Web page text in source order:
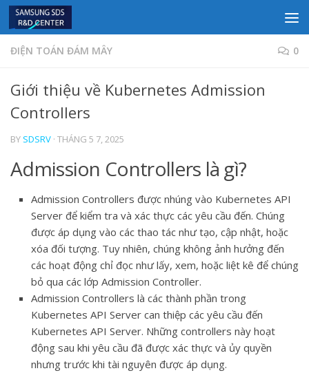
Skip to content
ĐIỆN TOÁN ĐÁM MÂY 0
Giới thiệu về Kubernetes Admission
Controllers
BY SDSRV · THÁNG 5 7, 2025
Admission Controllers là gì?
Admission Controllers được nhúng vào Kubernetes API
Server để kiểm tra và xác thực các yêu cầu đến. Chúng
được áp dụng vào các thao tác như tạo, cập nhật, hoặc
xóa đối tượng. Tuy nhiên, chúng không ảnh hưởng đến
các hoạt động chỉ đọc như lấy, xem, hoặc liệt kê để chúng
bỏ qua các lớp Admission Controller.
Admission Controllers là các thành phần trong
Kubernetes API Server can thiệp các yêu cầu đến
Kubernetes API Server. Những controllers này hoạt
động sau khi yêu cầu đã được xác thực và ủy quyền
nhưng trước khi tài nguyên được áp dụng.